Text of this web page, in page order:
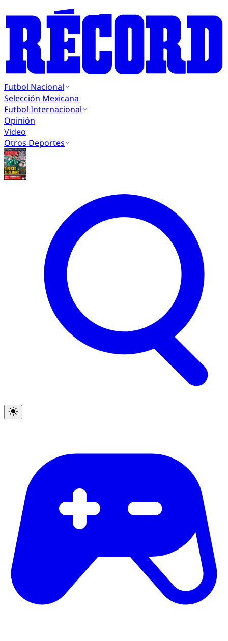
Futbol Nacional
Selección Mexicana
Futbol Internacional
Opinión
Video
Otros Deportes